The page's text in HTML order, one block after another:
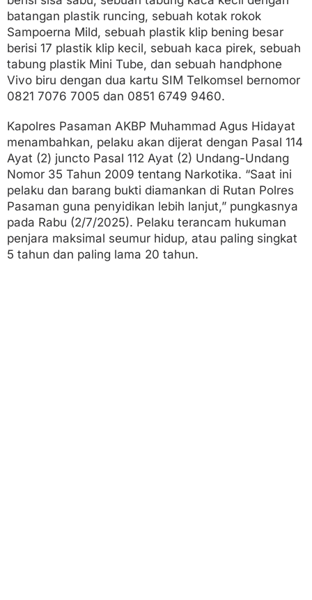
batangan plastik runcing, sebuah kotak rokok
Sampoerna Mild, sebuah plastik klip bening besar
berisi 17 plastik klip kecil, sebuah kaca pirek, sebuah
tabung plastik Mini Tube, dan sebuah handphone
Vivo biru dengan dua kartu SIM Telkomsel bernomor
0821 7076 7005 dan 0851 6749 9460.
Kapolres Pasaman AKBP Muhammad Agus Hidayat
menambahkan, pelaku akan dijerat dengan Pasal 114
Ayat (2) juncto Pasal 112 Ayat (2) Undang-Undang
Nomor 35 Tahun 2009 tentang Narkotika. “Saat ini
pelaku dan barang bukti diamankan di Rutan Polres
Pasaman guna penyidikan lebih lanjut,” pungkasnya
pada Rabu (2/7/2025). Pelaku terancam hukuman
penjara maksimal seumur hidup, atau paling singkat
5 tahun dan paling lama 20 tahun.